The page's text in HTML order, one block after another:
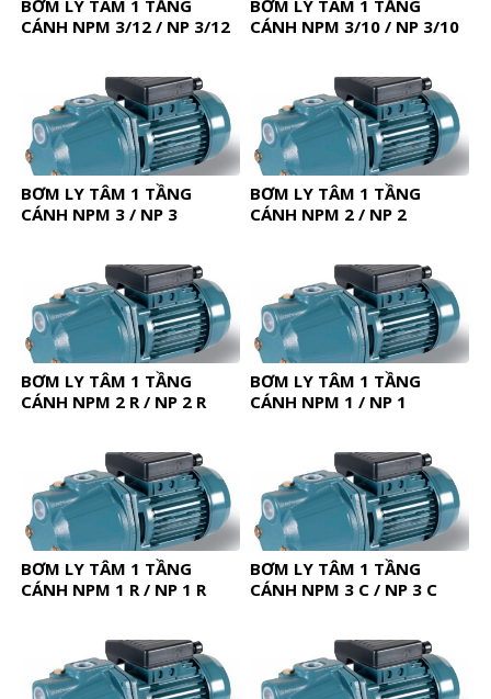
BƠM LY TÂM 1 TẦNG
CÁNH NPM 3/12 / NP 3/12
BƠM LY TÂM 1 TẦNG
CÁNH NPM 3/10 / NP 3/10
BƠM LY TÂM 1 TẦNG
CÁNH NPM 3 / NP 3
BƠM LY TÂM 1 TẦNG
CÁNH NPM 2 / NP 2
BƠM LY TÂM 1 TẦNG
CÁNH NPM 2 R / NP 2 R
BƠM LY TÂM 1 TẦNG
CÁNH NPM 1 / NP 1
BƠM LY TÂM 1 TẦNG
CÁNH NPM 1 R / NP 1 R
BƠM LY TÂM 1 TẦNG
CÁNH NPM 3 C / NP 3 C